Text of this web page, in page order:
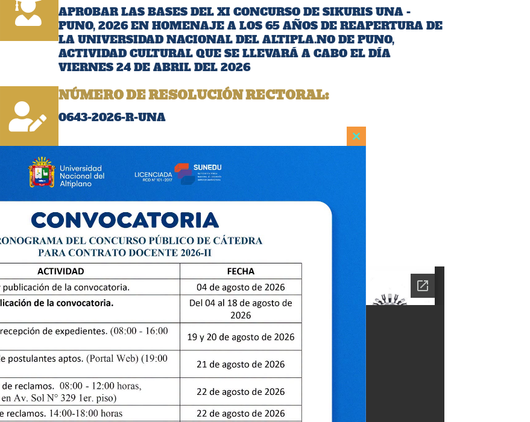
APROBAR LAS BASES DEL XI CONCURSO DE SIKURIS UNA -
PUNO, 2026 EN HOMENAJE A LOS 65 AÑOS DE REAPERTURA DE
LA UNIVERSIDAD NACIONAL DEL ALTIPLA.NO DE PUNO,
ACTIVIDAD CULTURAL QUE SE LLEVARÁ A CABO EL DÍA
VIERNES 24 DE ABRIL DEL 2026
NÚMERO DE RESOLUCIÓN RECTORAL:
0643-2026-R-UNA
FECHA:
01/04/2026
Descargar Resolución
Close